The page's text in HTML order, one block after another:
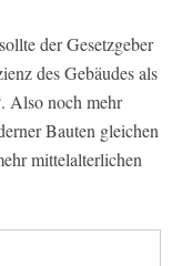
der Gesetzgeber
des Gebäudes als
Also noch mehr
Bauten gleichen
mittelalterlichen